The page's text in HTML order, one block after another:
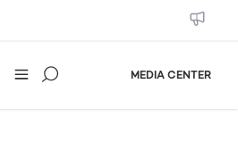
MEDIA CENTER